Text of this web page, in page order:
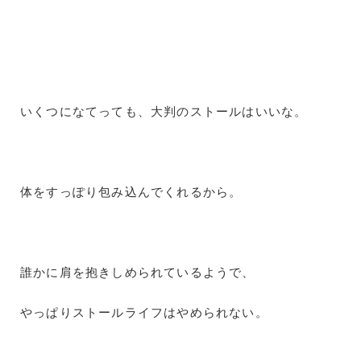
いくつになてっても、大判のストールはいいな。
体をすっぽり包み込んでくれるから。
誰かに肩を抱きしめられているようで、
やっぱりストールライフはやめられない。